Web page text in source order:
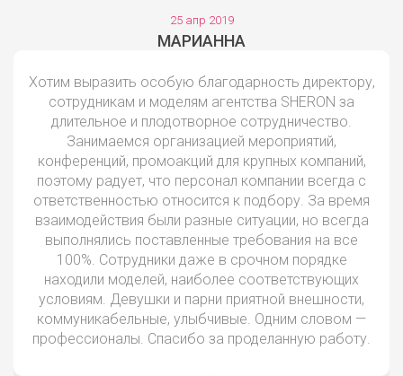
25 апр 2019
МАРИАННА
Хотим выразить особую благодарность директору,
сотрудникам и моделям агентства SHERON за
длительное и плодотворное сотрудничество.
Занимаемся организацией мероприятий,
конференций, промоакций для крупных компаний,
поэтому радует, что персонал компании всегда с
ответственностью относится к подбору. За время
взаимодействия были разные ситуации, но всегда
выполнялись поставленные требования на все
100%. Сотрудники даже в срочном порядке
находили моделей, наиболее соответствующих
условиям. Девушки и парни приятной внешности,
коммуникабельные, улыбчивые. Одним словом —
профессионалы. Спасибо за проделанную работу.